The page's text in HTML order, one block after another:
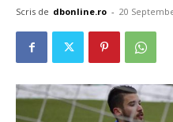
Scris de dbonline.ro - 20